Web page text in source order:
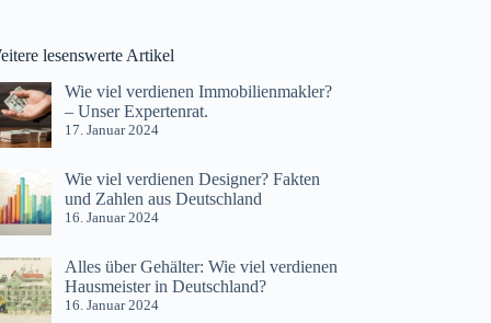
lesenswerte Artikel
Wie viel verdienen Immobilienmakler?
– Unser Expertenrat.
17. Januar 2024
Wie viel verdienen Designer? Fakten
und Zahlen aus Deutschland
16. Januar 2024
Alles über Gehälter: Wie viel verdienen
Hausmeister in Deutschland?
16. Januar 2024